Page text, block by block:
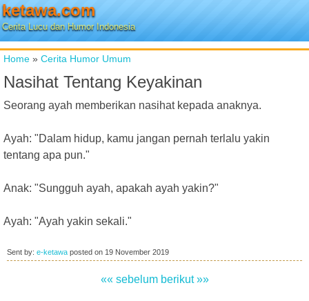
ketawa.com
Cerita Lucu dan Humor Indonesia
Home » Cerita Humor Umum
Nasihat Tentang Keyakinan
Seorang ayah memberikan nasihat kepada anaknya.
Ayah: "Dalam hidup, kamu jangan pernah terlalu yakin
tentang apa pun."
Anak: "Sungguh ayah, apakah ayah yakin?"
Ayah: "Ayah yakin sekali."
Sent by: e-ketawa posted on 19 November 2019
«« sebelum berikut »»